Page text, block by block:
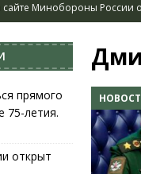
сайте Минобороны России
плавания – неограничен
признании ряда
В ВОЕННОЙ ИСТОРИИ
Дерябин: «Не
прямого
75-летия.
открыт